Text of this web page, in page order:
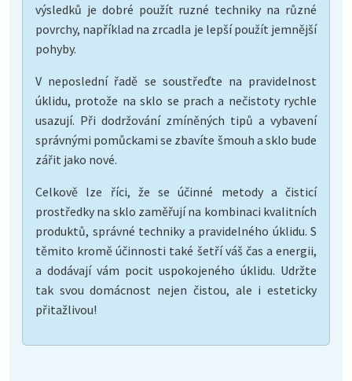
výsledků je dobré použít ruzné techniky na různé
povrchy, například na zrcadla je lepší použít jemnější
pohyby.
V neposlední řadě se soustřeďte na pravidelnost
úklidu, protože na sklo se prach a nečistoty rychle
usazují. Při dodržování zmíněných tipů a vybavení
správnými pomůckami se zbavíte šmouh a sklo bude
zářit jako nové.
Celkově lze říci, že se účinné metody a čisticí
prostředky na sklo zaměřují na kombinaci kvalitních
produktů, správné techniky a pravidelného úklidu. S
těmito kromě účinnosti také šetří váš čas a energii,
a dodávají vám pocit uspokojeného úklidu. Udržte
tak svou domácnost nejen čistou, ale i esteticky
přitažlivou!